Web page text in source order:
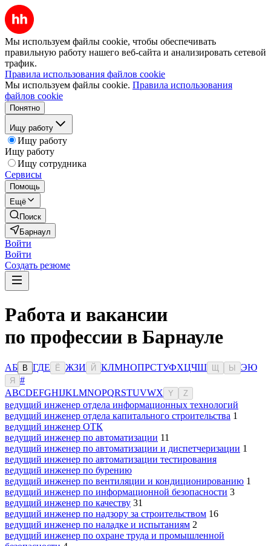
Мы используем файлы cookie, чтобы обеспечивать
правильную работу нашего веб-сайта и анализировать сетевой
трафик.
Правила использования файлов cookie
Мы используем файлы cookie. Правила использования
файлов cookie
Понятно
Ищу работу
Ищу работу
Ищу работу
Ищу сотрудника
Сервисы
Помощь
Ещё
Поиск
Барнаул
Войти
Войти
Создать резюме
Работа и вакансии
по профессии в Барнауле
АБ В ГДЕ Ё ЖЗИ Й КЛМНОПРСТУФХЦЧШ Ы ЭЮ
Я
#
ABCDEFGHIJKLMNOPQRSTUVWX Y Z
ведущий инженер отдела информационных технологий
ведущий инженер отдела капитального строительства 1
ведущий инженер ОТК
ведущий инженер по автоматизации 11
ведущий инженер по автоматизации и диспетчеризации 1
ведущий инженер по автоматизации тестирования
ведущий инженер по бурению
ведущий инженер по вентиляции и кондиционированию 1
ведущий инженер по информационной безопасности 3
ведущий инженер по качеству 31
ведущий инженер по надзору за строительством 16
ведущий инженер по наладке и испытаниям 2
ведущий инженер по охране труда и промышленной